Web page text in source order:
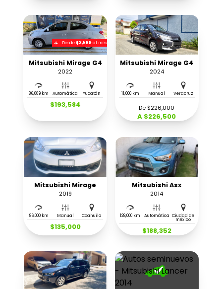
Desde$3,569al mes
Mitsubishi Mirage G4
2022
86,009 km Automática Yucatán
$193,584
Mitsubishi Mirage G4
2024
11,000 km Manual Veracruz
De $226,000
A $226,500
Mitsubishi Mirage
2019
86,000 km Manual Coahuila
$135,000
Mitsubishi Asx
2014
128,000 km Automática Ciudad de
méxico
$188,352